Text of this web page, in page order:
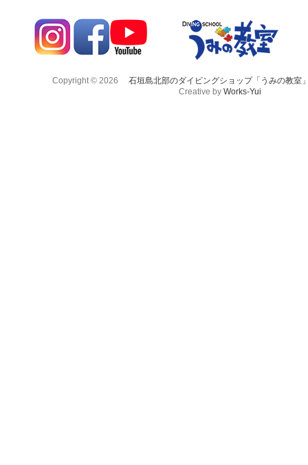
Copyright © 2026
石垣島北部のダイビングショップ「うみの教室
Creative by Works-Yui